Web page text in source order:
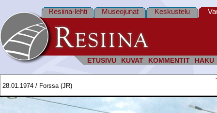
ETUSIVU KUVAT KOMMENTIT HAKU
Resiina-lehti Museojunat Keskustelu
28.01.1974 / Forssa (JR)